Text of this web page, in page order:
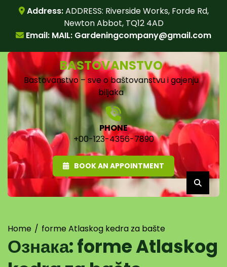
content
Address:ADDRESS: Riverside Works, Forde Rd,
Newton Abbot, TQ12 4AD
Email: MAIL: Gardeningcompany@gmail.com
BASTOVANSTVO
Bastovanstvo – sve o baštovanstvu i gajenju
biljaka
PHONE
+00-123-4356-7890
BOOK AN APPOINTMENT
Home forme Atlaskog kedra za bašte
Ознака:forme Atlaskog